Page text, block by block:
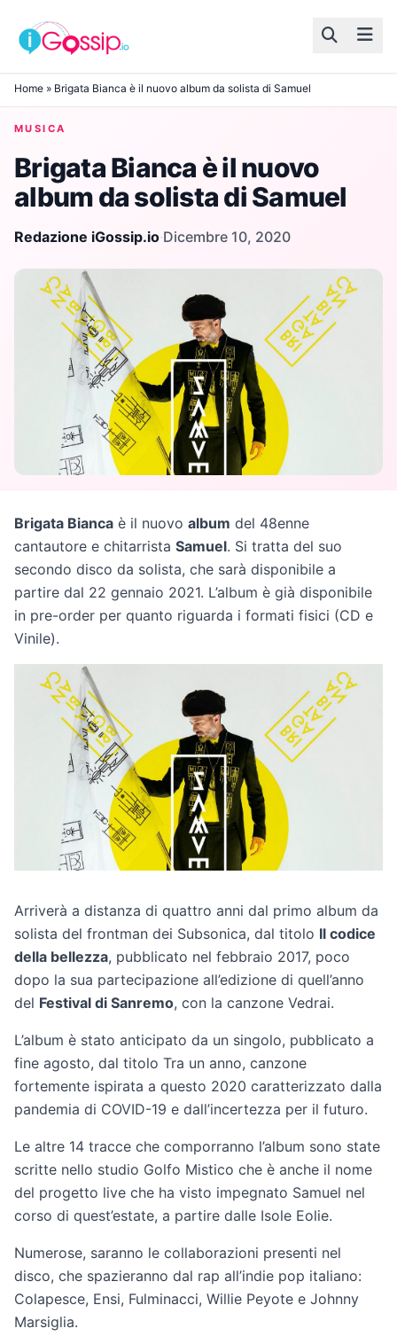
Skip to content
Home » Brigata Bianca è il nuovo album da solista di Samuel
MUSICA
Brigata Bianca è il nuovo
album da solista di Samuel
Redazione iGossip.io·Dicembre 10, 2020
Brigata Bianca è il nuovo album del 48enne
cantautore e chitarrista Samuel. Si tratta del suo
secondo disco da solista, che sarà disponibile a
partire dal 22 gennaio 2021. L’album è già disponibile
in pre-order per quanto riguarda i formati fisici (CD e
Vinile).
Arriverà a distanza di quattro anni dal primo album da
solista del frontman dei Subsonica, dal titolo Il codice
della bellezza, pubblicato nel febbraio 2017, poco
dopo la sua partecipazione all’edizione di quell’anno
del Festival di Sanremo, con la canzone Vedrai.
L’album è stato anticipato da un singolo, pubblicato a
fine agosto, dal titolo Tra un anno, canzone
fortemente ispirata a questo 2020 caratterizzato dalla
pandemia di COVID-19 e dall’incertezza per il futuro.
Le altre 14 tracce che comporranno l’album sono state
scritte nello studio Golfo Mistico che è anche il nome
del progetto live che ha visto impegnato Samuel nel
corso di quest’estate, a partire dalle Isole Eolie.
Numerose, saranno le collaborazioni presenti nel
disco, che spazieranno dal rap all’indie pop italiano:
Colapesce, Ensi, Fulminacci, Willie Peyote e Johnny
Marsiglia.